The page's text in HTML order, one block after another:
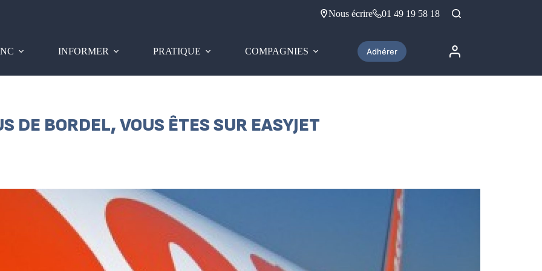
Nous écrire 01 49 19 58 18
INFORMER PRATIQUE COMPAGNIES Adhérer
DE BORDEL, VOUS ÊTES SUR EASYJET